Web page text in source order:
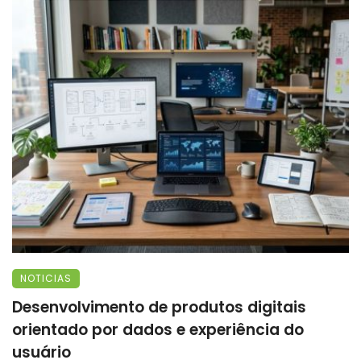
NOTICIAS
Desenvolvimento de produtos digitais
orientado por dados e experiência do
usuário